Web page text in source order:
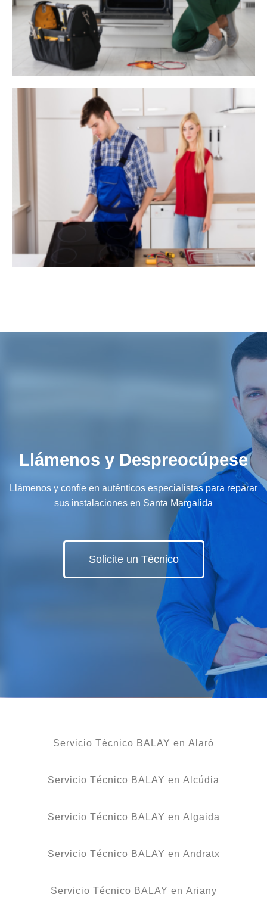
Llámenos y Despreocúpese
Llámenos y confíe en auténticos especialistas para reparar
sus instalaciones en Santa Margalida
Solicite un Técnico
Servicio Técnico BALAY en Alaró
Servicio Técnico BALAY en Alcúdia
Servicio Técnico BALAY en Algaida
Servicio Técnico BALAY en Andratx
Servicio Técnico BALAY en Ariany